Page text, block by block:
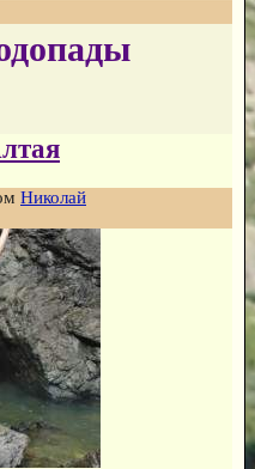
Николай